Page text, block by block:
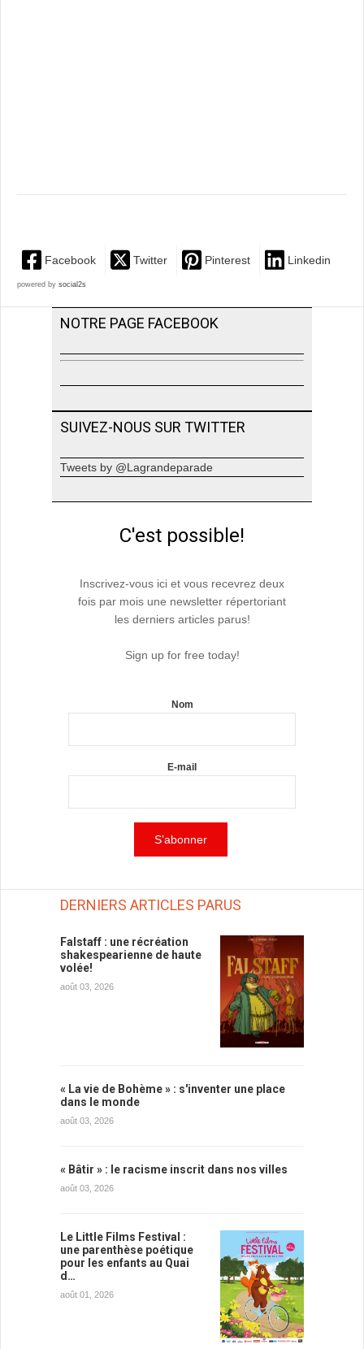
Facebook Twitter Pinterest Linkedin
powered by social2s
NOTRE PAGE FACEBOOK
SUIVEZ-NOUS SUR TWITTER
Tweets by @Lagrandeparade
C'est possible!
Inscrivez-vous ici et vous recevrez deux
fois par mois une newsletter répertoriant
les derniers articles parus!
Sign up for free today!
Nom
E-mail
DERNIERS ARTICLES PARUS
Falstaff : une récréation
shakespearienne de haute
volée!
août 03, 2026
« La vie de Bohème » : s'inventer une place
dans le monde
août 03, 2026
« Bâtir » : le racisme inscrit dans nos villes
août 03, 2026
Le Little Films Festival :
une parenthèse poétique
pour les enfants au Quai
d…
août 01, 2026